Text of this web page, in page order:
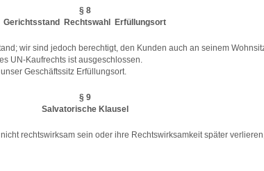
§ 8
Gerichtsstand  Rechtswahl  Erfüllungsort
wir sind jedoch berechtigt, den Kunden auch an seinem
UN-Kaufrechts ist ausgeschlossen.
Geschäftssitz Erfüllungsort.
§ 9
Salvatorische Klausel
rechtswirksam sein oder ihre Rechtswirksamkeit später